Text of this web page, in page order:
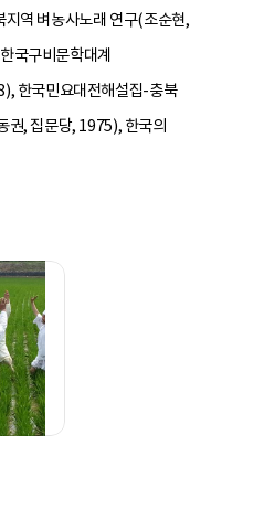
역 벼농사노래 연구(조순현,
국구비문학대계
한국민요대전해설집-충북
, 집문당, 1975), 한국의